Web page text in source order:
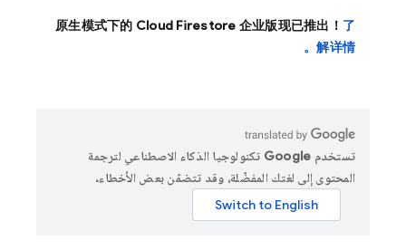
原生模式下的 Cloud Firestore 企业版现已推出！ 了
解详情。
تستخدم Google تكنولوجيا الذكاء الاصطناعي لترجمة
المحتوى إلى لغتك المفضّلة، وقد تتضمّن بعض الأخطاء.